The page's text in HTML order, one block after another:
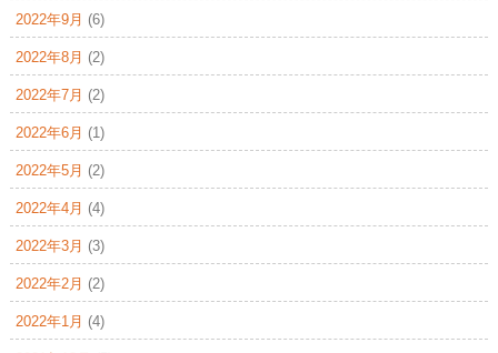
2022年9月 (6)
2022年8月 (2)
2022年7月 (2)
2022年6月 (1)
2022年5月 (2)
2022年4月 (4)
2022年3月 (3)
2022年2月 (2)
2022年1月 (4)